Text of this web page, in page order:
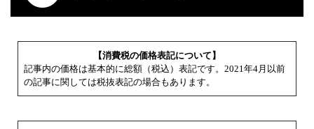
【消費税の価格表記について】
記事内の価格は基本的に総額（税込）表記です。2021年4月以前
の記事に関しては税抜表記の場合もあります。